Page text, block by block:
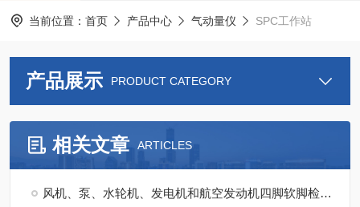
当前位置： 首页 产品中心 气动量仪 SPC工作站
产品展示 PRODUCT CATEGORY
相关文章 ARTICLES
风机、泵、水轮机、发电机和航空发动机四脚软脚检查调整